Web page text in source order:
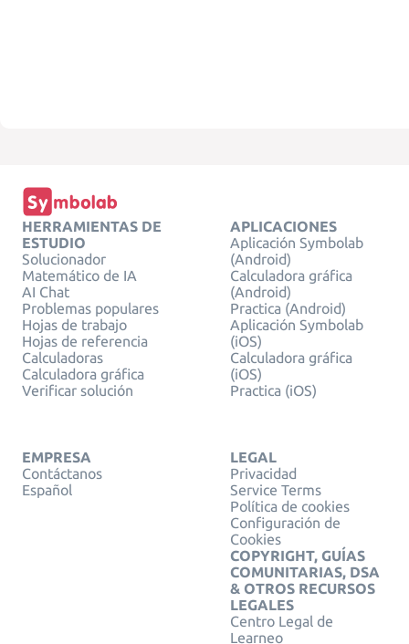
HERRAMIENTAS DE
ESTUDIO
Solucionador
Matemático de IA
AI Chat
Problemas populares
Hojas de trabajo
Hojas de referencia
Calculadoras
Calculadora gráfica
Verificar solución
APLICACIONES
Aplicación Symbolab
(Android)
Calculadora gráfica
(Android)
Practica (Android)
Aplicación Symbolab
(iOS)
Calculadora gráfica
(iOS)
Practica (iOS)
EMPRESA
Contáctanos
Español
LEGAL
Privacidad
Service Terms
Política de cookies
Configuración de
Cookies
COPYRIGHT, GUÍAS
COMUNITARIAS, DSA
& OTROS RECURSOS
LEGALES
Centro Legal de
Learneo